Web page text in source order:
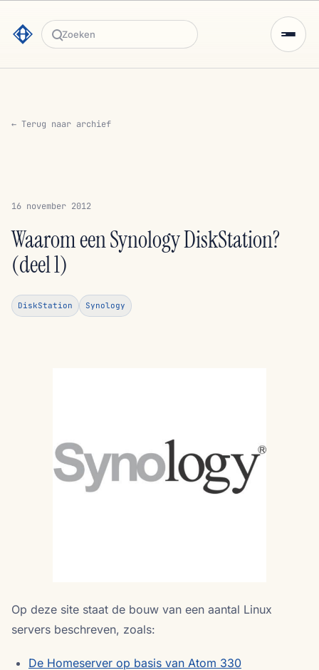
Zoeken
← Terug naar archief
16 november 2012
Waarom een Synology DiskStation?
(deel 1)
DiskStation Synology
Op deze site staat de bouw van een aantal Linux
servers beschreven, zoals:
De Homeserver op basis van Atom 330